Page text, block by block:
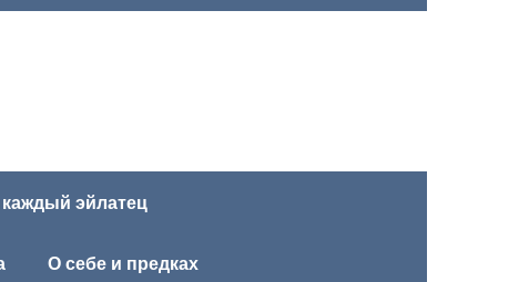
эйлатец
О себе и предках